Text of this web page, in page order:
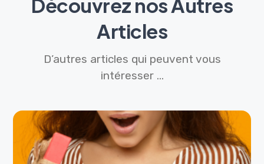
Découvrez nos Autres
Articles
D’autres articles qui peuvent vous
intéresser ...